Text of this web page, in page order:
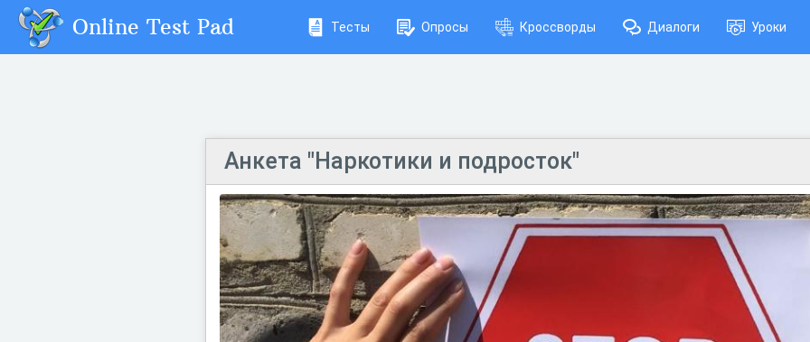
Online Test Pad Тесты Опросы Кроссворды Диалоги Уроки
Анкета "Наркотики и подросток"